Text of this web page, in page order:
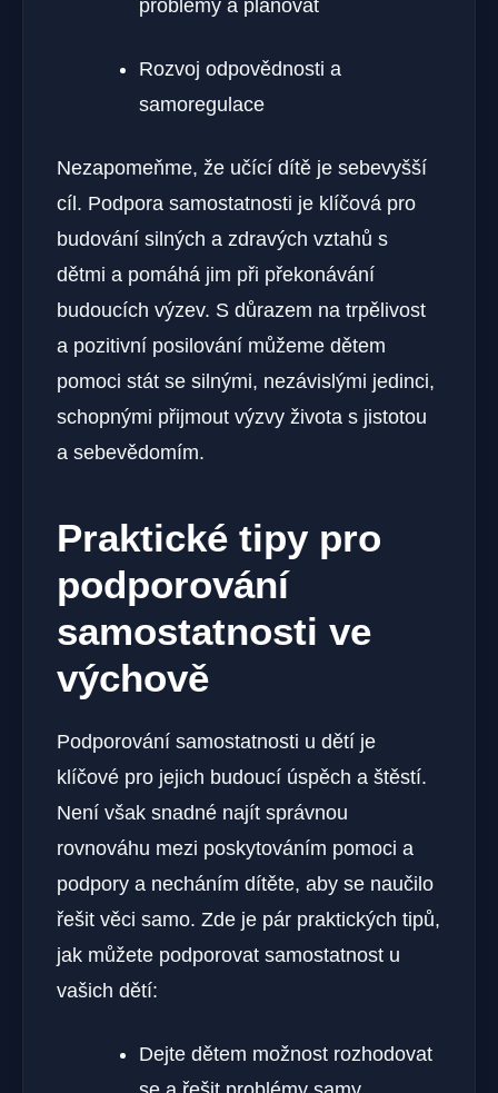
problémy a plánovat
Rozvoj odpovědnosti a
samoregulace
Nezapomeňme, že učící dítě je sebevyšší
cíl. Podpora samostatnosti je klíčová pro
budování silných a zdravých vztahů s
dětmi a pomáhá jim při překonávání
budoucích výzev. S důrazem na trpělivost
a pozitivní posilování můžeme dětem
pomoci stát se silnými, nezávislými jedinci,
schopnými přijmout výzvy života s jistotou
a sebevědomím.
Praktické tipy pro
podporování
samostatnosti ve
výchově
Podporování samostatnosti u dětí je
klíčové pro jejich budoucí úspěch a štěstí.
Není však snadné najít správnou
rovnováhu mezi poskytováním pomoci a
podpory a necháním dítěte, aby se naučilo
řešit věci samo. Zde je pár praktických tipů,
jak můžete podporovat samostatnost u
vašich dětí:
Dejte dětem možnost rozhodovat